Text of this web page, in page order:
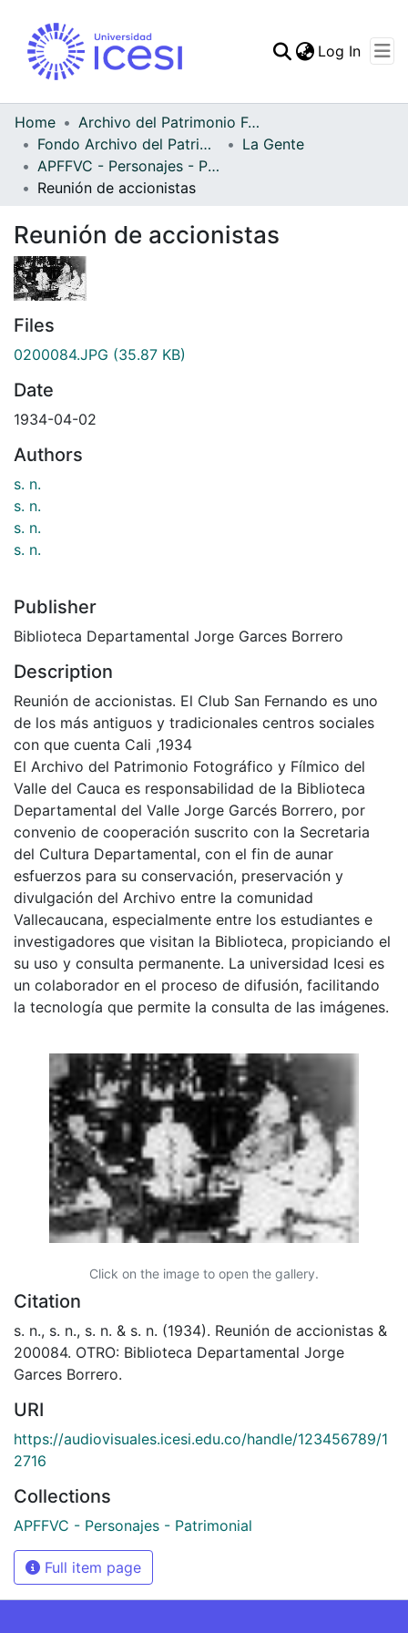
Statistics
Log In
Home
Archivo del Patrimonio Fotográfico y Fílmico del Valle del Cauca
Fondo Archivo del Patrimonio Fotográfico y Fílmico del Valle del Cauca
La Gente
APFFVC - Personajes - Patrimonial
Reunión de accionistas
Reunión de accionistas
Files
0200084.JPG (35.87 KB)
Date
1934-04-02
Authors
s. n.
s. n.
s. n.
s. n.
Publisher
Biblioteca Departamental Jorge Garces Borrero
Description
Reunión de accionistas. El Club San Fernando es uno
de los más antiguos y tradicionales centros sociales
con que cuenta Cali ,1934
El Archivo del Patrimonio Fotográfico y Fílmico del
Valle del Cauca es responsabilidad de la Biblioteca
Departamental del Valle Jorge Garcés Borrero, por
convenio de cooperación suscrito con la Secretaria
del Cultura Departamental, con el fin de aunar
esfuerzos para su conservación, preservación y
divulgación del Archivo entre la comunidad
Vallecaucana, especialmente entre los estudiantes e
investigadores que visitan la Biblioteca, propiciando el
su uso y consulta permanente. La universidad Icesi es
un colaborador en el proceso de difusión, facilitando
la tecnología que permite la consulta de las imágenes.
Click on the image to open the gallery.
Citation
s. n., s. n., s. n. & s. n. (1934). Reunión de accionistas &
200084. OTRO: Biblioteca Departamental Jorge
Garces Borrero.
URI
https://audiovisuales.icesi.edu.co/handle/123456789/1
2716
Collections
APFFVC - Personajes - Patrimonial
Full item page